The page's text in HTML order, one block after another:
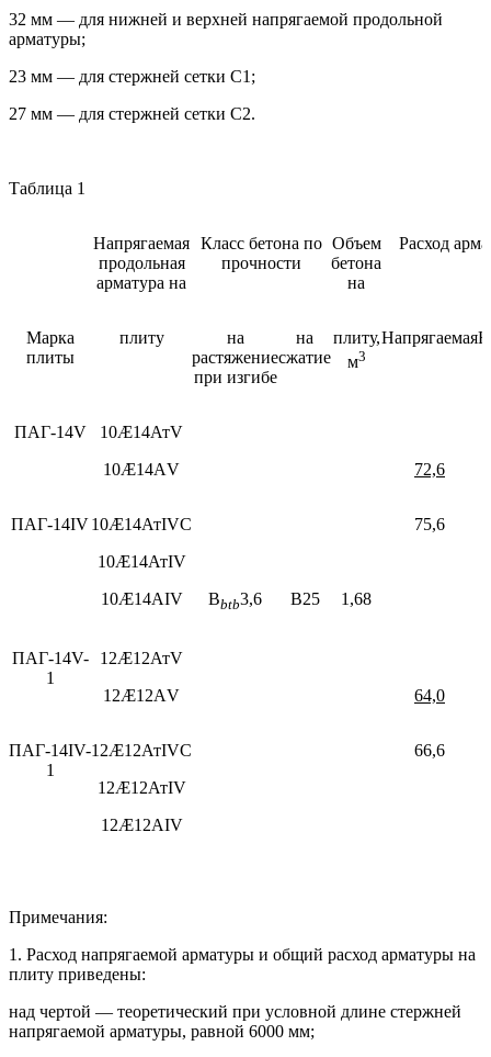
32 мм — для нижней и верхней напрягаемой продольной
арматуры;
23 мм — для стержней сетки С1;
27 мм — для стержней сетки С2.
Таблица 1
Напрягаемая
продольная
арматура на
Класс бетона по
прочности
Объем
бетона
на
Расход
Марка
плиты
плиту
на
растяжение
при изгибе
на
сжатие
плиту,
м3
Напрягаемая
ПАГ-14V
10Æ14АтV
10Æ14АV
72,6
ПАГ-14IV10Æ14АтIVC
10Æ14АтIV
10Æ14АIV
Bbtb3,6 В25 1,68
75,6
ПAГ-14V-
1
12Æ12АтV
12Æ12АV
64,0
ПАГ-14IV-
1
12Æ12АтIVC
12Æ12АтIV
12Æ12АIV
66,6
Примечания:
1. Расход напрягаемой арматуры и общий расход арматуры на
плиту приведены:
над чертой — теоретический при условной длине стержней
напрягаемой арматуры, равной 6000 мм;